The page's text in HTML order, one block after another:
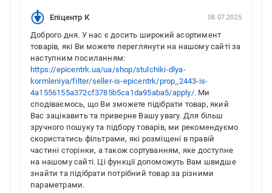
Епіцентр К 08.07.2025
Доброго дня. У нас є досить широкий асортимент
товарів, які Ви можете переглянути на нашому сайті за
наступним посиланням:
https://epicentrk.ua/ua/shop/stulchiki-dlya-
kormleniya/filter/seller-is-epicentrk/prop_2443-is-
4a1556155a372cf3785b5ca1da95aba5/apply/. Ми
сподіваємось, що Ви зможете підібрати товар, який
Вас зацікавить та приверне Вашу увагу. Для більш
зручного пошуку та підбору товарів, ми рекомендуємо
скористатись фільтрами, які розміщені в правій
частині сторінки, а також сортуванням, яке доступне
на нашому сайті. Ці функції допоможуть Вам швидше
знайти та підібрати потрібний товар за різними
параметрами.